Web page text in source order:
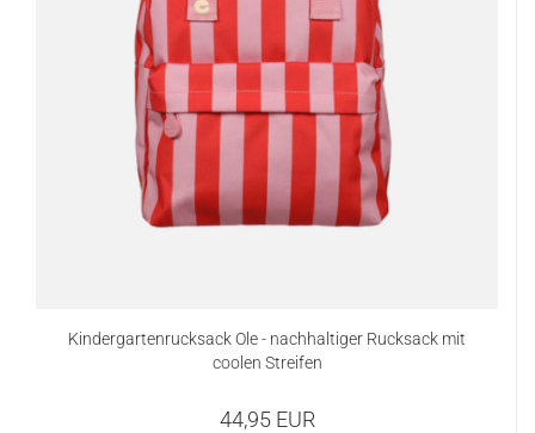
Kindergartenrucksack Ole - nachhaltiger Rucksack mit
coolen Streifen
44,95 EUR